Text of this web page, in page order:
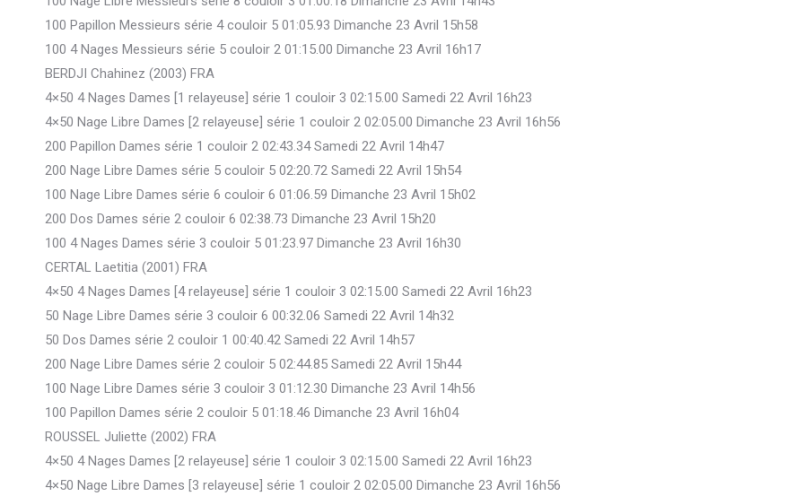
100 Papillon Messieurs série 4 couloir 5 01:05.93 Dimanche 23 Avril 15h58
100 4 Nages Messieurs série 5 couloir 2 01:15.00 Dimanche 23 Avril 16h17
BERDJI Chahinez (2003) FRA
4×50 4 Nages Dames [1 relayeuse] série 1 couloir 3 02:15.00 Samedi 22 Avril 16h23
4×50 Nage Libre Dames [2 relayeuse] série 1 couloir 2 02:05.00 Dimanche 23 Avril 16h56
200 Papillon Dames série 1 couloir 2 02:43.34 Samedi 22 Avril 14h47
200 Nage Libre Dames série 5 couloir 5 02:20.72 Samedi 22 Avril 15h54
100 Nage Libre Dames série 6 couloir 6 01:06.59 Dimanche 23 Avril 15h02
200 Dos Dames série 2 couloir 6 02:38.73 Dimanche 23 Avril 15h20
100 4 Nages Dames série 3 couloir 5 01:23.97 Dimanche 23 Avril 16h30
CERTAL Laetitia (2001) FRA
4×50 4 Nages Dames [4 relayeuse] série 1 couloir 3 02:15.00 Samedi 22 Avril 16h23
50 Nage Libre Dames série 3 couloir 6 00:32.06 Samedi 22 Avril 14h32
50 Dos Dames série 2 couloir 1 00:40.42 Samedi 22 Avril 14h57
200 Nage Libre Dames série 2 couloir 5 02:44.85 Samedi 22 Avril 15h44
100 Nage Libre Dames série 3 couloir 3 01:12.30 Dimanche 23 Avril 14h56
100 Papillon Dames série 2 couloir 5 01:18.46 Dimanche 23 Avril 16h04
ROUSSEL Juliette (2002) FRA
4×50 4 Nages Dames [2 relayeuse] série 1 couloir 3 02:15.00 Samedi 22 Avril 16h23
4×50 Nage Libre Dames [3 relayeuse] série 1 couloir 2 02:05.00 Dimanche 23 Avril 16h56